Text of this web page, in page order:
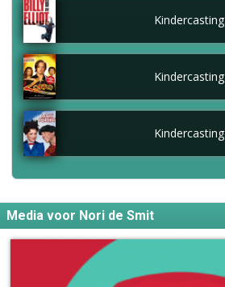
Kindercasting
Kindercasting
Kindercasting
Media voor Nori de Smit